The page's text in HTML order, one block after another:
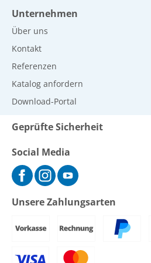
Unternehmen
Über uns
Kontakt
Referenzen
Katalog anfordern
Download-Portal
Geprüfte Sicherheit
Social Media
Unsere Zahlungsarten